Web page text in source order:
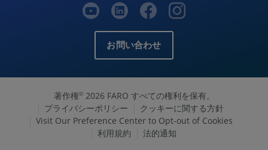
お問い合わせ
著作権©2026 FARO すべての権利を保有。
プライバシーポリシー
クッキーに関する方針
Visit Our Preference Center to Opt-out of Cookies
利用規約
法的通知